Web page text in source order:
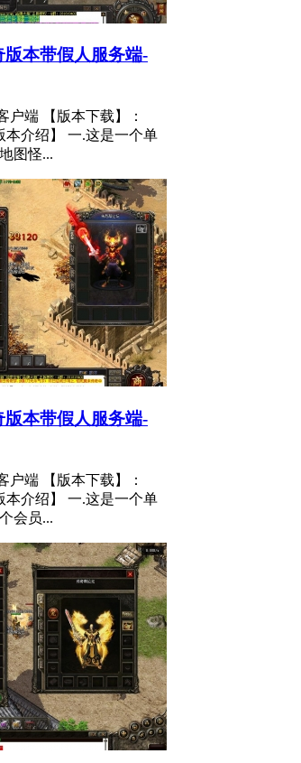
本带假人服务端-
户端 【版本下载】：
本介绍】 一.这是一个单
图怪...
本带假人服务端-
户端 【版本下载】：
本介绍】 一.这是一个单
会员...